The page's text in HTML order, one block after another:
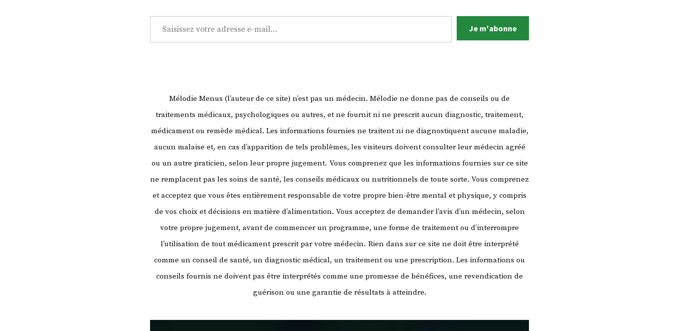
béchamel
Saisissez votre adresse e-mail…
Je m'abonne
Mélodie Menus (l’auteur de ce site) n’est pas un médecin. Mélodie ne donne pas de conseils ou de
traitements médicaux, psychologiques ou autres, et ne fournit ni ne prescrit aucun diagnostic, traitement,
médicament ou remède médical. Les informations fournies ne traitent ni ne diagnostiquent aucune maladie,
aucun malaise et, en cas d’apparition de tels problèmes, les visiteurs doivent consulter leur médecin agréé
ou un autre praticien, selon leur propre jugement. Vous comprenez que les informations fournies sur ce site
ne remplacent pas les soins de santé, les conseils médicaux ou nutritionnels de toute sorte. Vous comprenez
et acceptez que vous êtes entièrement responsable de votre propre bien-être mental et physique, y compris
de vos choix et décisions en matière d’alimentation. Vous acceptez de demander l’avis d’un médecin, selon
votre propre jugement, avant de commencer un programme, une forme de traitement ou d’interrompre
l’utilisation de tout médicament prescrit par votre médecin. Rien dans sur ce site ne doit être interprété
comme un conseil de santé, un diagnostic médical, un traitement ou une prescription. Les informations ou
conseils fournis ne doivent pas être interprétés comme une promesse de bénéfices, une revendication de
guérison ou une garantie de résultats à atteindre.